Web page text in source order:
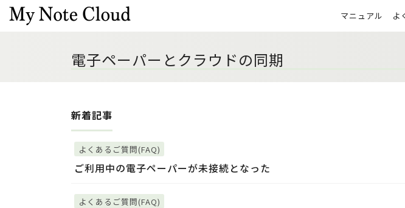
マニュアル よ
電子ペーパーとクラウドの同期
新着記事
よくあるご質問(FAQ)
ご利用中の電子ペーパーが未接続となった
よくあるご質問(FAQ)